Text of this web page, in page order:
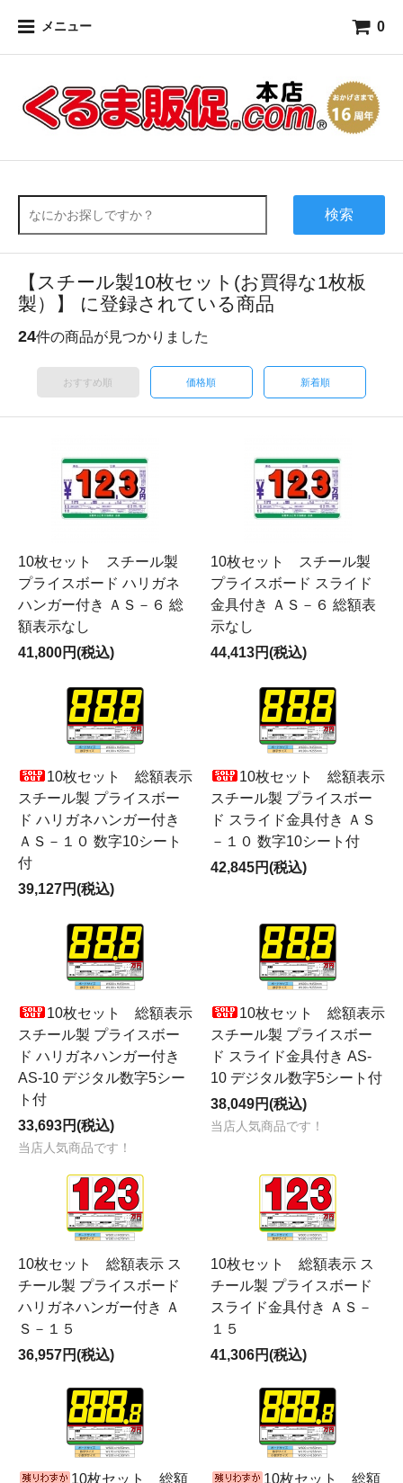
メニュー 0
検索
【スチール製10枚セット(お買得な1枚板
製）】 に登録されている商品
24件の商品が見つかりました
おすすめ順 価格順 新着順
10枚セット スチール製
プライスボード ハリガネ
ハンガー付き ＡＳ－６ 総
額表示なし
41,800円(税込)
10枚セット スチール製
プライスボード スライド
金具付き ＡＳ－６ 総額表
示なし
44,413円(税込)
10枚セット 総額表示
スチール製 プライスボー
ド ハリガネハンガー付き
ＡＳ－１０ 数字10シート
付
39,127円(税込)
10枚セット 総額表示
スチール製 プライスボー
ド スライド金具付き ＡＳ
－１０ 数字10シート付
42,845円(税込)
10枚セット 総額表示
スチール製 プライスボー
ド ハリガネハンガー付き
AS-10 デジタル数字5シー
ト付
33,693円(税込)
当店人気商品です！
10枚セット 総額表示
スチール製 プライスボー
ド スライド金具付き AS-
10 デジタル数字5シート付
38,049円(税込)
当店人気商品です！
10枚セット 総額表示 ス
チール製 プライスボード
ハリガネハンガー付き Ａ
Ｓ－１５
36,957円(税込)
10枚セット 総額表示 ス
チール製 プライスボード
スライド金具付き ＡＳ－
１５
41,306円(税込)
10枚セット 総額
10枚セット 総額